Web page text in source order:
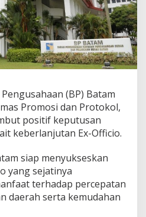
K
e
p
u
u
s
n
P
e
m
e
i
n
t
a
h
(BP) Batam
Promosi dan Protokol,
positif keputusan
keberlanjutan Ex-Officio.
siap menyukseskan
yang sejatinya
terhadap percepatan
daerah serta kemudahan